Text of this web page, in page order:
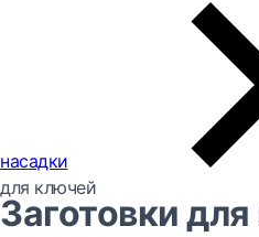
насадки
для ключей
Заготовки